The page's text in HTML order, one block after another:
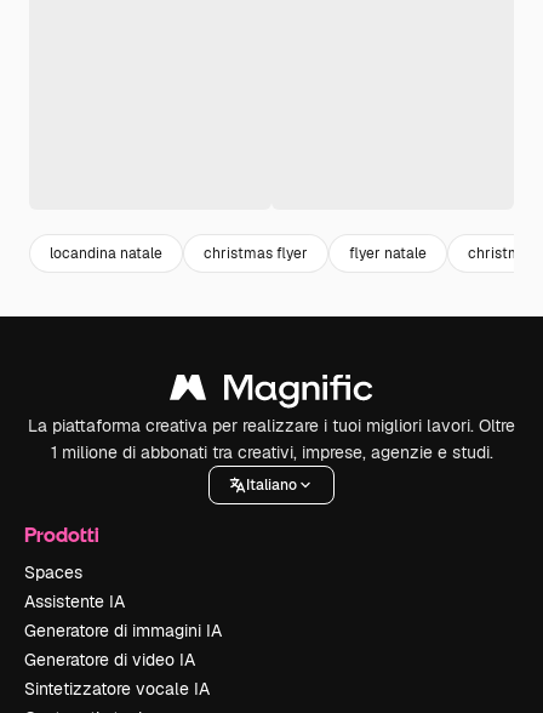
locandina natale christmas flyer flyer natale christmas
La piattaforma creativa per realizzare i tuoi migliori lavori. Oltre
1 milione di abbonati tra creativi, imprese, agenzie e studi.
Italiano
Prodotti
Spaces
Assistente IA
Generatore di immagini IA
Generatore di video IA
Sintetizzatore vocale IA